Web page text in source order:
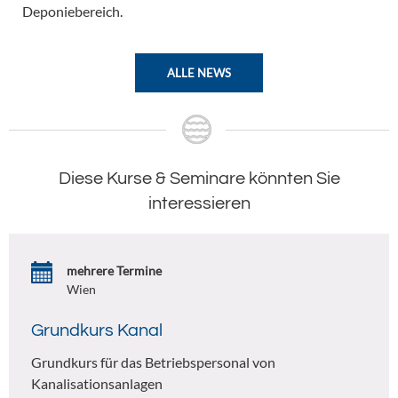
Deponiebereich.
ALLE NEWS
Diese Kurse & Seminare könnten Sie
interessieren
mehrere Termine
Wien
Grundkurs Kanal
Grundkurs für das Betriebspersonal von
Kanalisationsanlagen